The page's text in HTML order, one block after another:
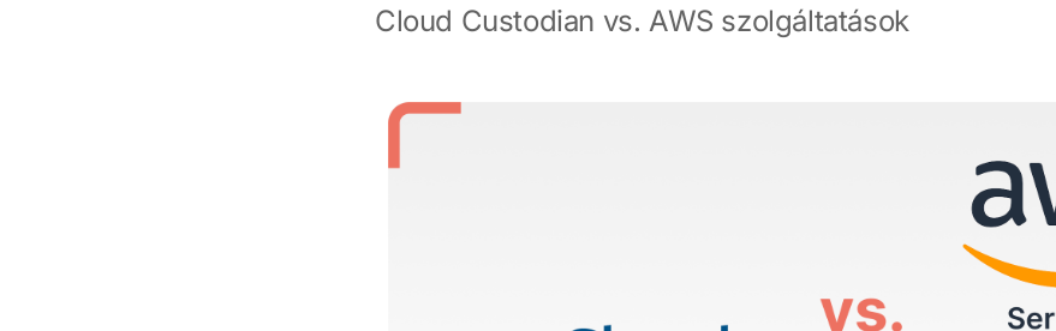
Cloud Custodian vs. AWS szolgáltatások